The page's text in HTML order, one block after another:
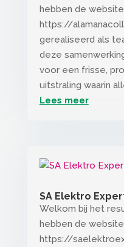
hebben de website
https://
gerealiseerd als
deze
voor een frisse,
uitstraling waarin
Lees meer
SA Elektro
Welkom bij het
hebben de website
https://